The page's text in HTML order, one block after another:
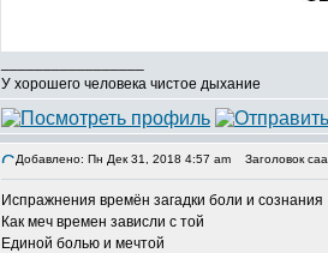
У хорошего человека чистое дыхание
Добавлено: Пн Дек 31, 2018 4:57 am Заголовок
Испражнения времён загадки боли и сознания
Как меч времен зависли с той
Единой болью и мечтой